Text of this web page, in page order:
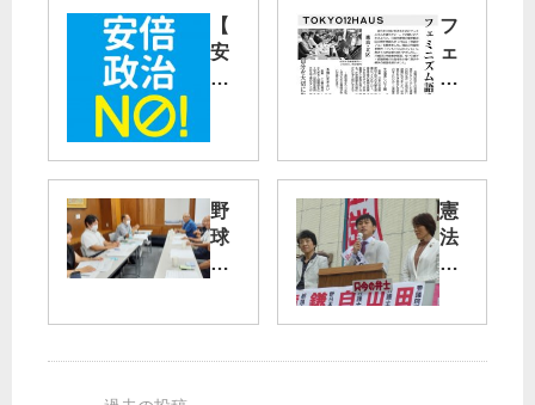
【
安
倍
ノ
ー
行
動
代
フ
ェ
ミ
ム
語
ろ
う
–
TO
2H
野
球
場
ト
憲
法
の
花
日